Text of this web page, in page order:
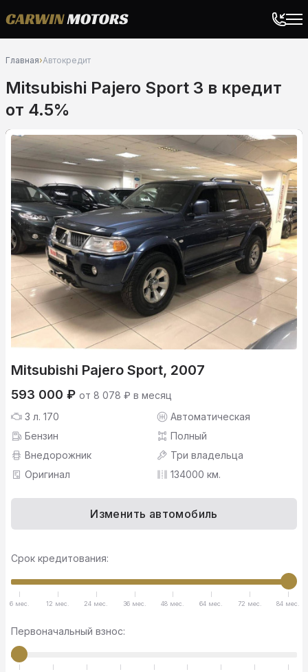
Главная›Автокредит
Mitsubishi Pajero Sport 3 в кредит
от 4.5%
Mitsubishi Pajero Sport, 2007
593 000 ₽ от 8 078 ₽ в месяц
3 л. 170
Автоматическая
Бензин
Полный
Внедорожник
Три владельца
Оригинал
134000 км.
Изменить автомобиль
Срок кредитования:
6 мес. 12 мес. 24 мес. 36 мес. 48 мес. 64 мес. 72 мес. 84 мес.
Первоначальный взнос: